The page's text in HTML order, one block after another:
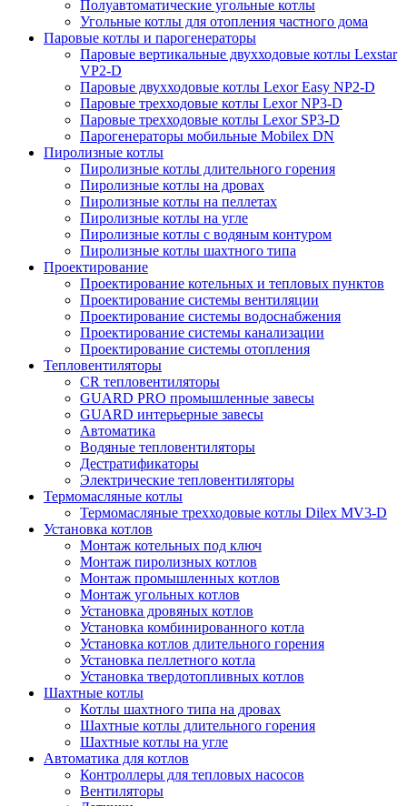
Полуавтоматические угольные котлы
Угольные котлы для отопления частного дома
Паровые котлы и парогенераторы
Паровые вертикальные двухходовые котлы Lexstar
VP2-D
Паровые двухходовые котлы Lexor Easy NP2-D
Паровые трехходовые котлы Lexor NP3-D
Паровые трехходовые котлы Lexor SP3-D
Парогенераторы мобильные Mobilex DN
Пиролизные котлы
Пиролизные котлы длительного горения
Пиролизные котлы на дровах
Пиролизные котлы на пеллетах
Пиролизные котлы на угле
Пиролизные котлы с водяным контуром
Пиролизные котлы шахтного типа
Проектирование
Проектирование котельных и тепловых пунктов
Проектирование системы вентиляции
Проектирование системы водоснабжения
Проектирование системы канализации
Проектирование системы отопления
Тепловентиляторы
CR тепловентиляторы
GUARD PRO промышленные завесы
GUARD интерьерные завесы
Автоматика
Водяные тепловентиляторы
Дестратификаторы
Электрические тепловентиляторы
Термомасляные котлы
Термомасляные трехходовые котлы Dilex MV3-D
Установка котлов
Монтаж котельных под ключ
Монтаж пиролизных котлов
Монтаж промышленных котлов
Монтаж угольных котлов
Установка дровяных котлов
Установка комбинированного котла
Установка котлов длительного горения
Установка пеллетного котла
Установка твердотопливных котлов
Шахтные котлы
Котлы шахтного типа на дровах
Шахтные котлы длительного горения
Шахтные котлы на угле
Автоматика для котлов
Контроллеры для тепловых насосов
Вентиляторы